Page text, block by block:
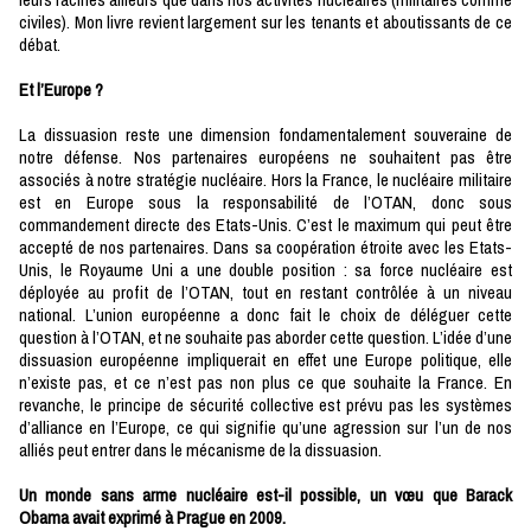
civiles). Mon livre revient largement sur les tenants et aboutissants de ce
débat.
Et l’Europe ?
La dissuasion reste une dimension fondamentalement souveraine de
notre défense. Nos partenaires européens ne souhaitent pas être
associés à notre stratégie nucléaire. Hors la France, le nucléaire militaire
est en Europe sous la responsabilité de l’OTAN, donc sous
commandement directe des Etats-Unis. C’est le maximum qui peut être
accepté de nos partenaires. Dans sa coopération étroite avec les Etats-
Unis, le Royaume Uni a une double position : sa force nucléaire est
déployée au profit de l’OTAN, tout en restant contrôlée à un niveau
national. L’union européenne a donc fait le choix de déléguer cette
question à l’OTAN, et ne souhaite pas aborder cette question. L’idée d’une
dissuasion européenne impliquerait en effet une Europe politique, elle
n’existe pas, et ce n’est pas non plus ce que souhaite la France. En
revanche, le principe de sécurité collective est prévu pas les systèmes
d’alliance en l’Europe, ce qui signifie qu’une agression sur l’un de nos
alliés peut entrer dans le mécanisme de la dissuasion.
Un monde sans arme nucléaire est-il possible, un vœu que Barack
Obama avait exprimé à Prague en 2009.